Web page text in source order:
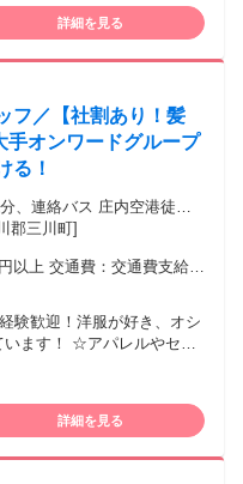
ている方 ・接客や人と話す
釣り好きの方は
くるので安心！ ②アウ
プなど アウトドアが好きな
経験がある方は 仕事の流
躍できます。
詳細を見る
フ／【社割あり！髪
オンワードグループ
る！
、連絡バス 庄内空港徒歩
89分
郡三川町]
以上 交通費：交通費支給
験歓迎！洋服が好き、オシ
います！ ☆アパレルやセレ
ります。 【こんな
きな方 ★誰かを可愛く・か
・・そんなあなたにピッタ
詳細を見る